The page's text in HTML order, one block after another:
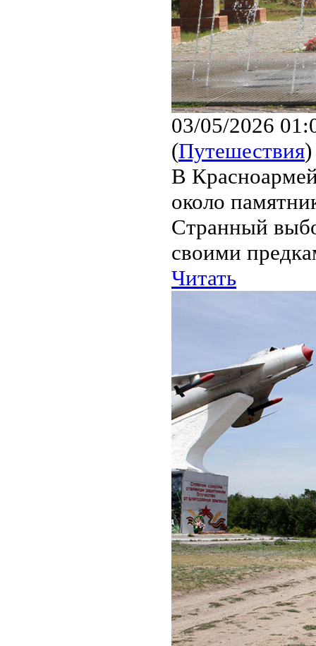
03/05/2026
(Путешествия)
В
около
Странный
своими
Читать